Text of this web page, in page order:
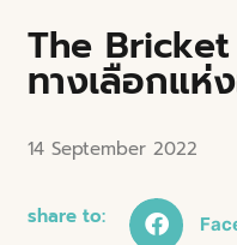
The Bricket
ทางเลือกแห่
14 September 2022
share to: